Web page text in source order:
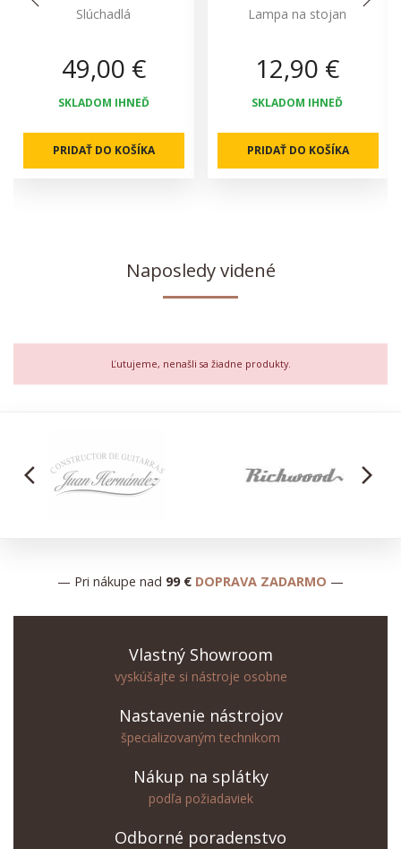
Slúchadlá
49,00 €
SKLADOM IHNEĎ
PRIDAŤ DO KOŠÍKA
Lampa na stojan
12,90 €
SKLADOM IHNEĎ
PRIDAŤ DO KOŠÍKA
Naposledy videné
Ľutujeme, nenašli sa žiadne produkty.
arrow_back_ios arrow_forward_ios
— Pri nákupe nad 99 € DOPRAVA ZADARMO —
Vlastný Showroom
vyskúšajte si nástroje osobne
Nastavenie nástrojov
špecializovaným technikom
Nákup na splátky
podľa požiadaviek
Odborné poradenstvo